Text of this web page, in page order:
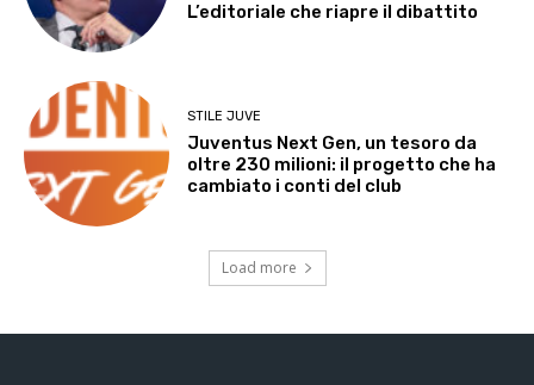
L’editoriale che riapre il dibattito
STILE JUVE
Juventus Next Gen, un tesoro da
oltre 230 milioni: il progetto che ha
cambiato i conti del club
Load more